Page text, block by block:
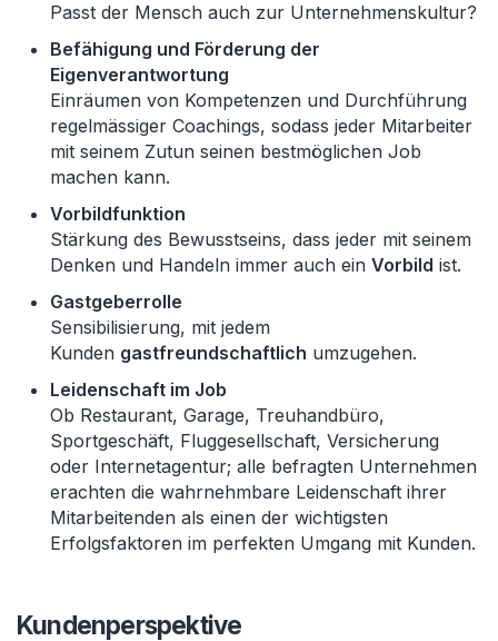
Passt der Mensch auch zur Unternehmenskultur?
Befähigung und Förderung der
Eigenverantwortung
Einräumen von Kompetenzen und Durchführung
regelmässiger Coachings, sodass jeder Mitarbeiter
mit seinem Zutun seinen bestmöglichen Job
machen kann.
Vorbildfunktion
Stärkung des Bewusstseins, dass jeder mit seinem
Denken und Handeln immer auch ein Vorbild ist.
Gastgeberrolle
Sensibilisierung, mit jedem
Kunden gastfreundschaftlich umzugehen.
Leidenschaft im Job
Ob Restaurant, Garage, Treuhandbüro,
Sportgeschäft, Fluggesellschaft, Versicherung
oder Internetagentur; alle befragten Unternehmen
erachten die wahrnehmbare Leidenschaft ihrer
Mitarbeitenden als einen der wichtigsten
Erfolgsfaktoren im perfekten Umgang mit Kunden.
Kundenperspektive